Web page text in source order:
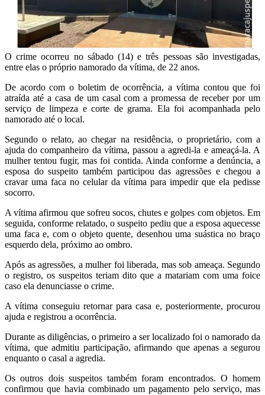
O crime ocorreu no sábado (14) e três pessoas são investigadas,
entre elas o próprio namorado da vítima, de 22 anos.
De acordo com o boletim de ocorrência, a vítima contou que foi
atraída até a casa de um casal com a promessa de receber por um
serviço de limpeza e corte de grama. Ela foi acompanhada pelo
namorado até o local.
Segundo o relato, ao chegar na residência, o proprietário, com a
ajuda do companheiro da vítima, passou a agredi-la e ameaçá-la. A
mulher tentou fugir, mas foi contida. Ainda conforme a denúncia, a
esposa do suspeito também participou das agressões e chegou a
cravar uma faca no celular da vítima para impedir que ela pedisse
socorro.
A vítima afirmou que sofreu socos, chutes e golpes com objetos. Em
seguida, conforme relatado, o suspeito pediu que a esposa aquecesse
uma faca e, com o objeto quente, desenhou uma suástica no braço
esquerdo dela, próximo ao ombro.
Após as agressões, a mulher foi liberada, mas sob ameaça. Segundo
o registro, os suspeitos teriam dito que a matariam com uma foice
caso ela denunciasse o crime.
A vítima conseguiu retornar para casa e, posteriormente, procurou
ajuda e registrou a ocorrência.
Durante as diligências, o primeiro a ser localizado foi o namorado da
vítima, que admitiu participação, afirmando que apenas a segurou
enquanto o casal a agredia.
Os outros dois suspeitos também foram encontrados. O homem
confirmou que havia combinado um pagamento pelo serviço, mas